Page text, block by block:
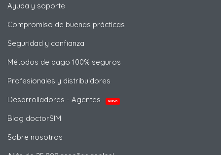
Ayuda y soporte
Compromiso de buenas prácticas
Seguridad y confianza
Métodos de pago 100% seguros
Profesionales y distribuidores
Desarrolladores - Agentes
NUEVO
Blog doctorSIM
Sobre nosotros